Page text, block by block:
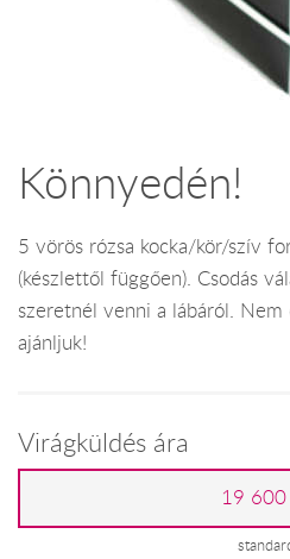
Könnyedén!
5 vörös rózsa kocka/kör/szív
(készlettől függően). Csodás
szeretnél venni a lábáról. Nem
ajánljuk!
Virágküldés ára
19